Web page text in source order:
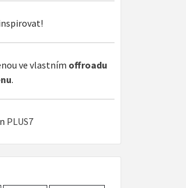
ve vlastním offroadu
.
PLUS7